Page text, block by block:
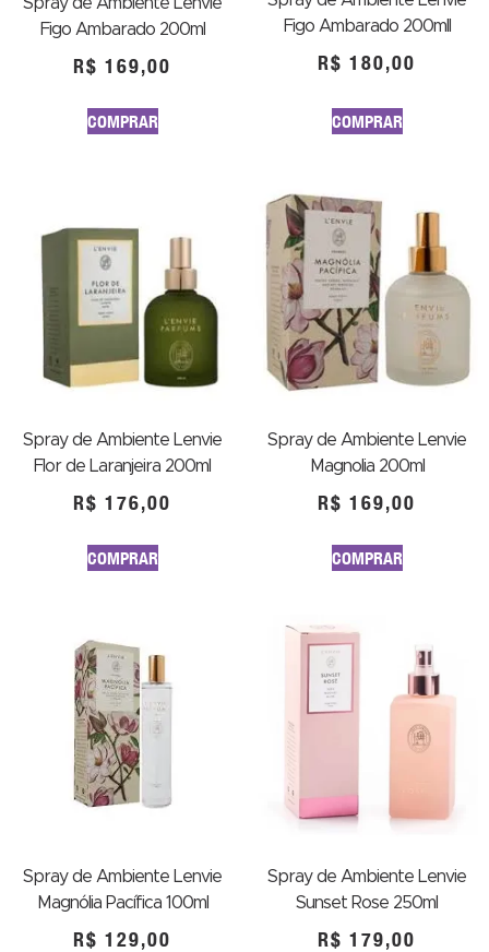
Figo Ambarado 200ml
R$ 169,00
COMPRAR
Figo Ambarado 200mll
R$ 180,00
COMPRAR
Spray de Ambiente Lenvie
Flor de Laranjeira 200ml
R$ 176,00
COMPRAR
Spray de Ambiente Lenvie
Magnolia 200ml
R$ 169,00
COMPRAR
Spray de Ambiente Lenvie
Magnólia Pacífica 100ml
R$ 129,00
Spray de Ambiente Lenvie
Sunset Rose 250ml
R$ 179,00